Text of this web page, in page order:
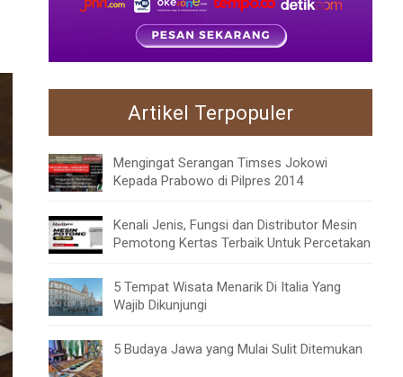
Artikel Terpopuler
Mengingat Serangan Timses Jokowi
Kepada Prabowo di Pilpres 2014
Kenali Jenis, Fungsi dan Distributor Mesin
Pemotong Kertas Terbaik Untuk Percetakan
5 Tempat Wisata Menarik Di Italia Yang
Wajib Dikunjungi
5 Budaya Jawa yang Mulai Sulit Ditemukan